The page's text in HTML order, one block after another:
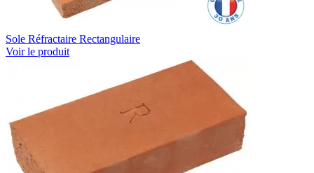
Sole Réfractaire Rectangulaire
Voir le produit